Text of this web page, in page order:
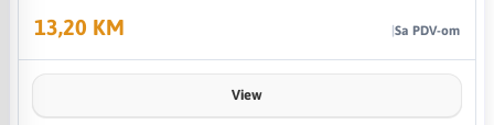
13,20 KM Sa PDV-om
View